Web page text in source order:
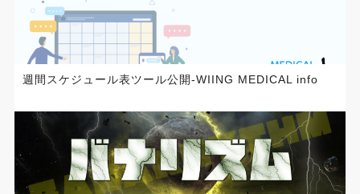
週間スケジュール表ツール公開-WIING MEDICAL info